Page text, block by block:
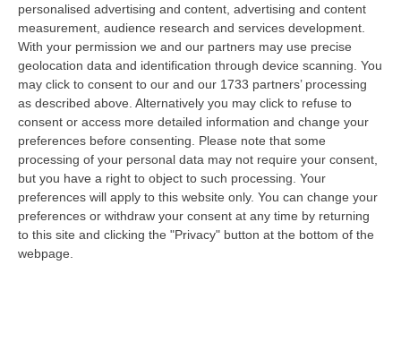
personalised advertising and content, advertising and content
measurement, audience research and services development.
With your permission we and our partners may use precise
geolocation data and identification through device scanning. You
may click to consent to our and our 1733 partners’ processing
as described above. Alternatively you may click to refuse to
consent or access more detailed information and change your
preferences before consenting.
Please note that some
processing of your personal data may not require your consent,
but you have a right to object to such processing. Your
preferences will apply to this website only. You can change your
preferences or withdraw your consent at any time by returning
to this site and clicking the "Privacy" button at the bottom of the
webpage.
status quo, e le opportunità e le minacce in
proiezione futura. Come“punti di forza” per
la Calabria: programmazione integrata e
allineata ai principali strumenti nazionali ed
europei e avanzamento dei processi di
digitalizzazione contabile e amministrativa.
“Punti di debolezza”: complessità e
frammentazione dei processi amministrativi,
persistente carico amministrativo legato al
contenzioso e alla gestione tributi, limitata